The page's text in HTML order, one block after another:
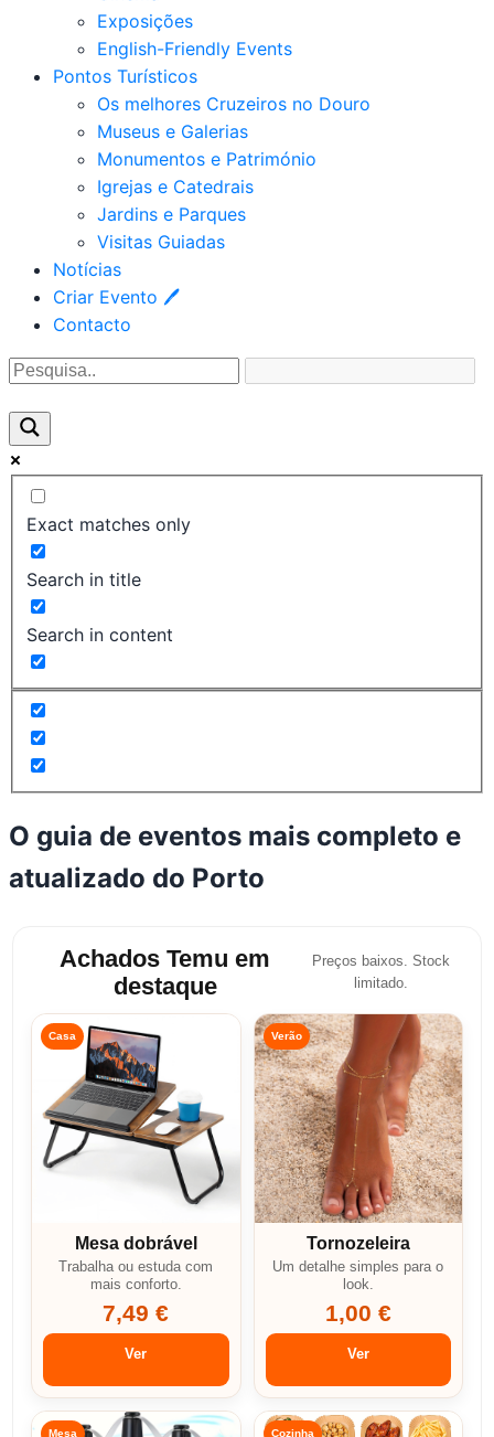
Exposições
English-Friendly Events
Pontos Turísticos
Os melhores Cruzeiros no Douro​
Museus e Galerias
Monumentos e Património
Igrejas e Catedrais
Jardins e Parques
Visitas Guiadas
Notícias
Criar Evento 🖊
Contacto
Exact matches only
Search in title
Search in content
O guia de eventos mais completo e
atualizado do Porto
Achados Temu em
destaque
Preços baixos. Stock
limitado.
Casa
Mesa dobrável
Trabalha ou estuda com
mais conforto.
7,49 €
Ver
Verão
Tornozeleira
Um detalhe simples para o
look.
1,00 €
Ver
Mesa Cozinha